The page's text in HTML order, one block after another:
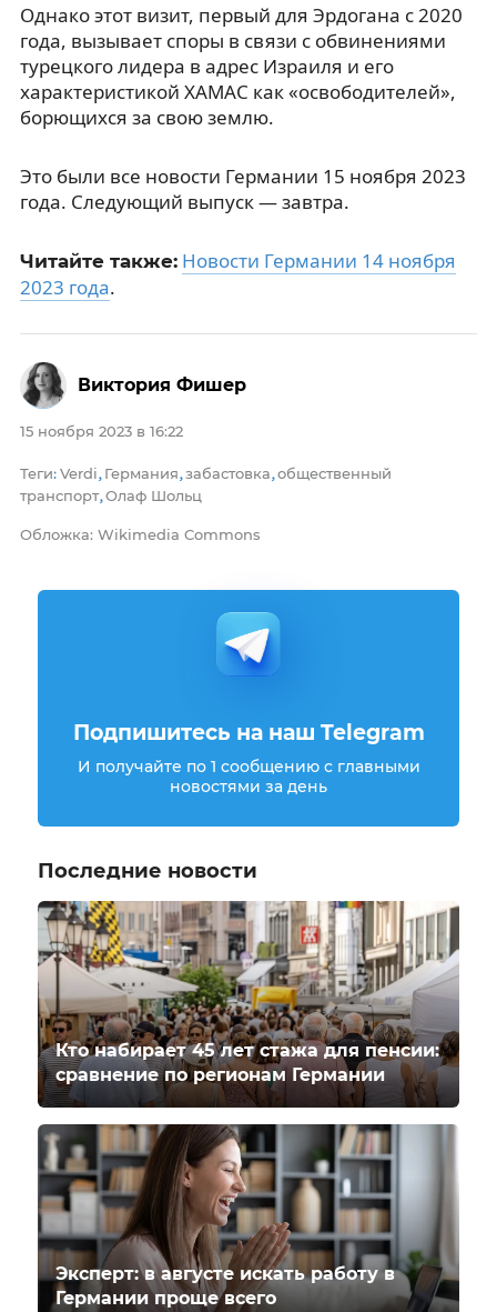
Однако этот визит, первый для Эрдогана с 2020
года, вызывает споры в связи с обвинениями
турецкого лидера в адрес Израиля и его
характеристикой ХАМАС как «освободителей»,
борющихся за свою землю.
Это были все новости Германии 15 ноября 2023
года. Следующий выпуск — завтра.
Читайте также: Новости Германии 14 ноября
2023 года.
15 ноября 2023 в 16:22
Теги: Verdi, Германия,забастовка,общественный
транспорт,Олаф Шольц
Обложка: Wikimedia Commons
Виктория Фишер
Подпишитесь на наш Telegram
И получайте по 1 сообщению с главными
новостями за день
Последние новости
Кто набирает 45 лет стажа для пенсии:
сравнение по регионам Германии
Эксперт: в августе искать работу в
Германии проще всего